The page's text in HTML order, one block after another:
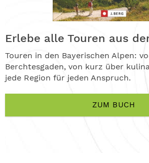
Erlebe alle Touren aus
Touren in den Bayerischen Alpen:
Berchtesgaden, von kurz über
jede Region für jeden Anspruch.
ZUM BUCH